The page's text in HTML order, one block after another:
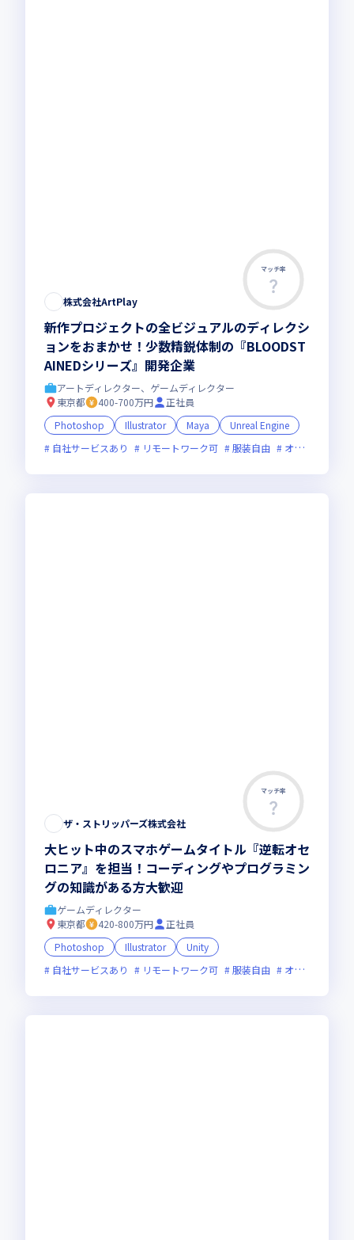
マッチ率
株式会社ArtPlay
新作プロジェクトの全ビジュアルのディレクシ
ョンをおまかせ！少数精鋭体制の『BLOODST
AINEDシリーズ』開発企業
アートディレクター、ゲームディレクター
東京都
400-700万円
正社員
Photoshop
Illustrator Maya
Unreal Engine
自社サービスあり
リモートワーク可 服装自由 オンライン選考可
マッチ率
ザ・ストリッパーズ株式会社
大ヒット中のスマホゲームタイトル『逆転オセ
ロニア』を担当！コーディングやプログラミン
グの知識がある方大歓迎
ゲームディレクター
東京都
420-800万円
正社員
Photoshop
Illustrator
Unity
自社サービスあり
リモートワーク可 服装自由 オンライン選考可